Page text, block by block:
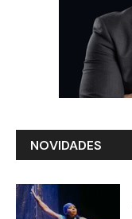
NOVIDADES